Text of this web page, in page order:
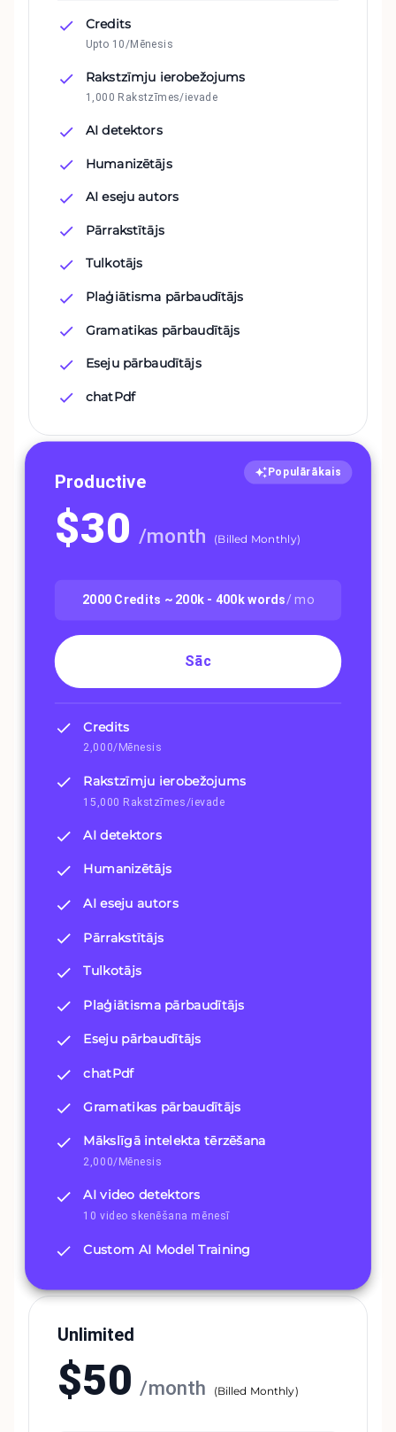
Credits
Upto 10/Mēnesis
Rakstzīmju ierobežojums
1,000 Rakstzīmes/ievade
AI detektors
Humanizētājs
AI eseju autors
Pārrakstītājs
Tulkotājs
Plaģiātisma pārbaudītājs
Gramatikas pārbaudītājs
Eseju pārbaudītājs
chatPdf
Populārākais
Productive
$30 /month (Billed Monthly)
2000 Credits ~ 200k - 400kwords/ mo
Sāc
Credits
2,000/Mēnesis
Rakstzīmju ierobežojums
15,000 Rakstzīmes/ievade
AI detektors
Humanizētājs
AI eseju autors
Pārrakstītājs
Tulkotājs
Plaģiātisma pārbaudītājs
Eseju pārbaudītājs
chatPdf
Gramatikas pārbaudītājs
Mākslīgā intelekta tērzēšana
2,000/Mēnesis
AI video detektors
10 video skenēšana mēnesī
Custom AI Model Training
Unlimited
$50 /month (Billed Monthly)